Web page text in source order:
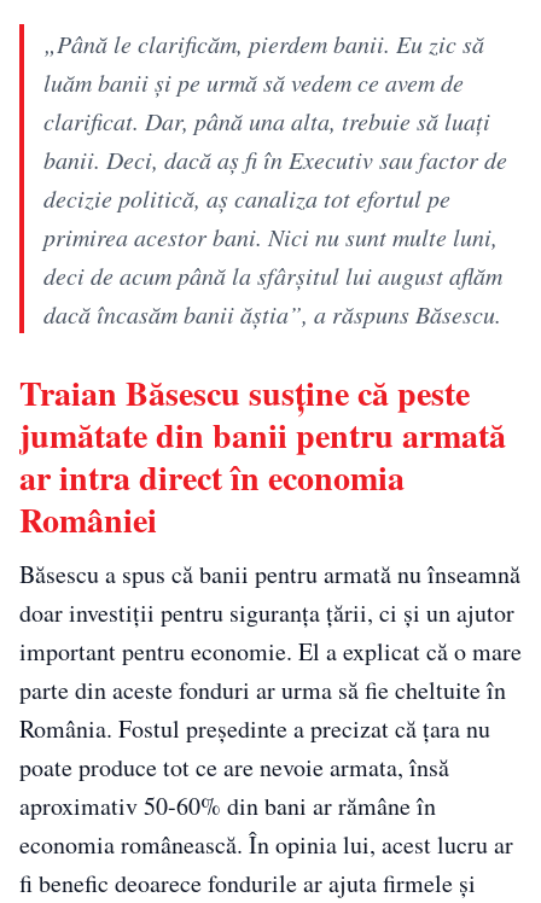
„Până le clarificăm, pierdem banii. Eu zic să
luăm banii și pe urmă să vedem ce avem de
clarificat. Dar, până una alta, trebuie să luați
banii. Deci, dacă aș fi în Executiv sau factor de
decizie politică, aș canaliza tot efortul pe
primirea acestor bani. Nici nu sunt multe luni,
deci de acum până la sfârșitul lui august aflăm
dacă încasăm banii ăștia”, a răspuns Băsescu.
Traian Băsescu susține că peste
jumătate din banii pentru armată
ar intra direct în economia
României
Băsescu a spus că banii pentru armată nu înseamnă
doar investiții pentru siguranța țării, ci și un ajutor
important pentru economie. El a explicat că o mare
parte din aceste fonduri ar urma să fie cheltuite în
România. Fostul președinte a precizat că țara nu
poate produce tot ce are nevoie armata, însă
aproximativ 50-60% din bani ar rămâne în
economia românească. În opinia lui, acest lucru ar
fi benefic deoarece fondurile ar ajuta firmele și